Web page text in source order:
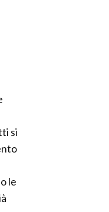
si
le